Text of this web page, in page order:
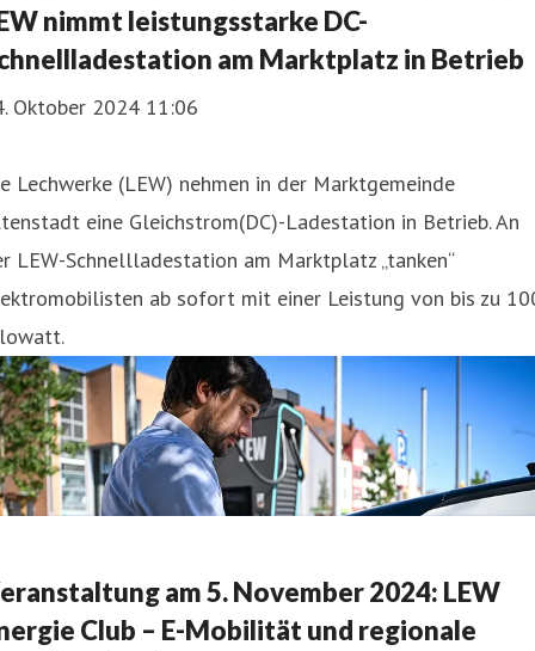
nimmt leistungsstarke DC-
am Marktplatz in Betrieb
Oktober 2024 11:06
Lechwerke (LEW) nehmen in der Marktgemeinde
eine Gleichstrom(DC)-Ladestation in Betrieb. An
LEW-Schnellladestation am Marktplatz „tanken“
ab sofort mit einer Leistung von bis zu
am 5. November 2024: LEW
Club – E-Mobilität und regionale